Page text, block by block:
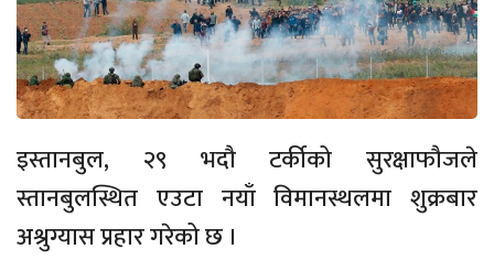
इस्तानबुल, २९ भदौ टर्कीको सुरक्षाफौजले
स्तानबुलस्थित एउटा नयाँ विमानस्थलमा शुक्रबार
अश्रुग्यास प्रहार गरेको छ ।